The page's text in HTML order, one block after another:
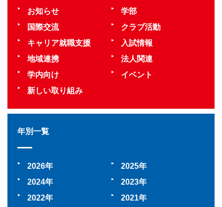
お知らせ
学部
国際交流
クラブ活動
キャリア就職支援
入試情報
地域連携
法人関連
学内向け
イベント
新しい取り組み
年別一覧
2026
2025
2024
2023
2022
2021